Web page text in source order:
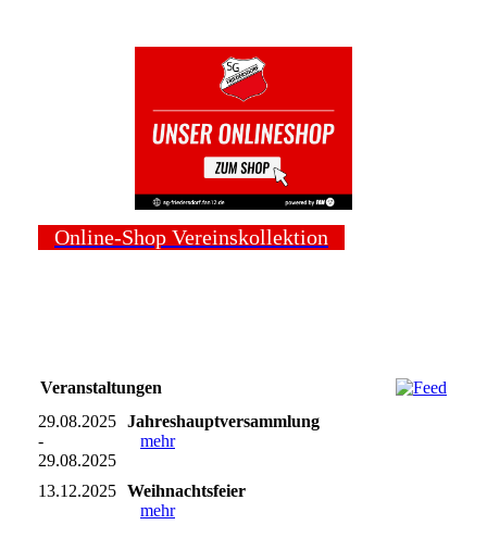
Online-Shop Vereinskollektion
Veranstaltungen
29.08.2025
-
29.08.2025
Jahreshauptversammlung
mehr
13.12.2025 Weihnachtsfeier
mehr